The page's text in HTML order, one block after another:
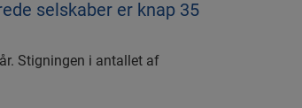
selskaber er knap 35
Stigningen i antallet af